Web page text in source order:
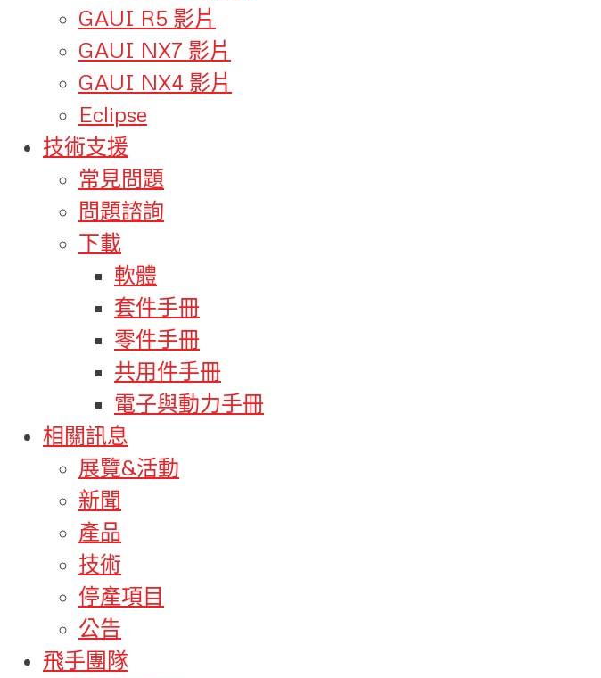
GAUI R5 影片
GAUI NX7 影片
GAUI NX4 影片
Eclipse
技術支援
常見問題
問題諮詢
下載
軟體
套件手冊
零件手冊
共用件手冊
電子與動力手冊
相關訊息
展覽&活動
新聞
產品
技術
停產項目
公告
飛手團隊